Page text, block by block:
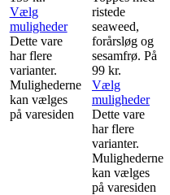
Vælg
muligheder
Dette vare
har flere
varianter.
Mulighederne
kan vælges
på varesiden
ristede
seaweed,
forårsløg og
sesamfrø. På
99 kr.
Vælg
muligheder
Dette vare
har flere
varianter.
Mulighederne
kan vælges
på varesiden